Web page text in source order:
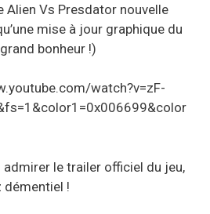
Alien Vs Presdator nouvelle
mise à jour graphique du
bonheur !)
watch?v=zF-
le trailer officiel du jeu,
démentiel !